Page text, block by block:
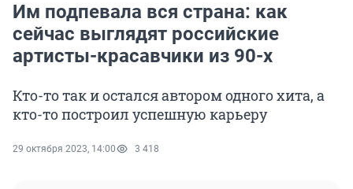
Им подпевала вся страна: как
сейчас выглядят российские
артисты-красавчики из 90-х
Кто-то так и остался автором одного хита, а
кто-то построил успешную карьеру
29 октября 2023, 14:00 3 418